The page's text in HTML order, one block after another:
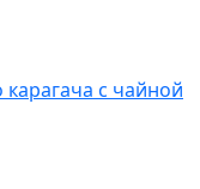
с чайной